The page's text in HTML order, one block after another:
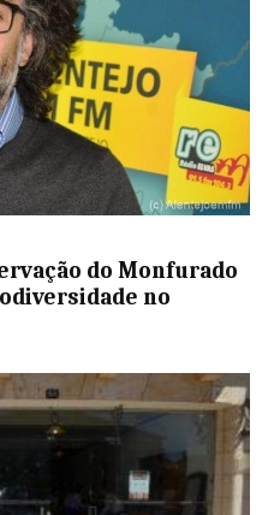
do Monfurado
no